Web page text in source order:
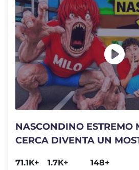
NASCONDINO ESTREMO
CERCA DIVENTA UN
71.1K+ 1.7K+ 148+